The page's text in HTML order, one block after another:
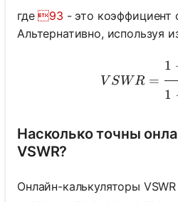
где93 - это коэффициент
Альтернативно, используя
V SWR =
1
1
Насколько точны
VSWR?
Онлайн-калькуляторы